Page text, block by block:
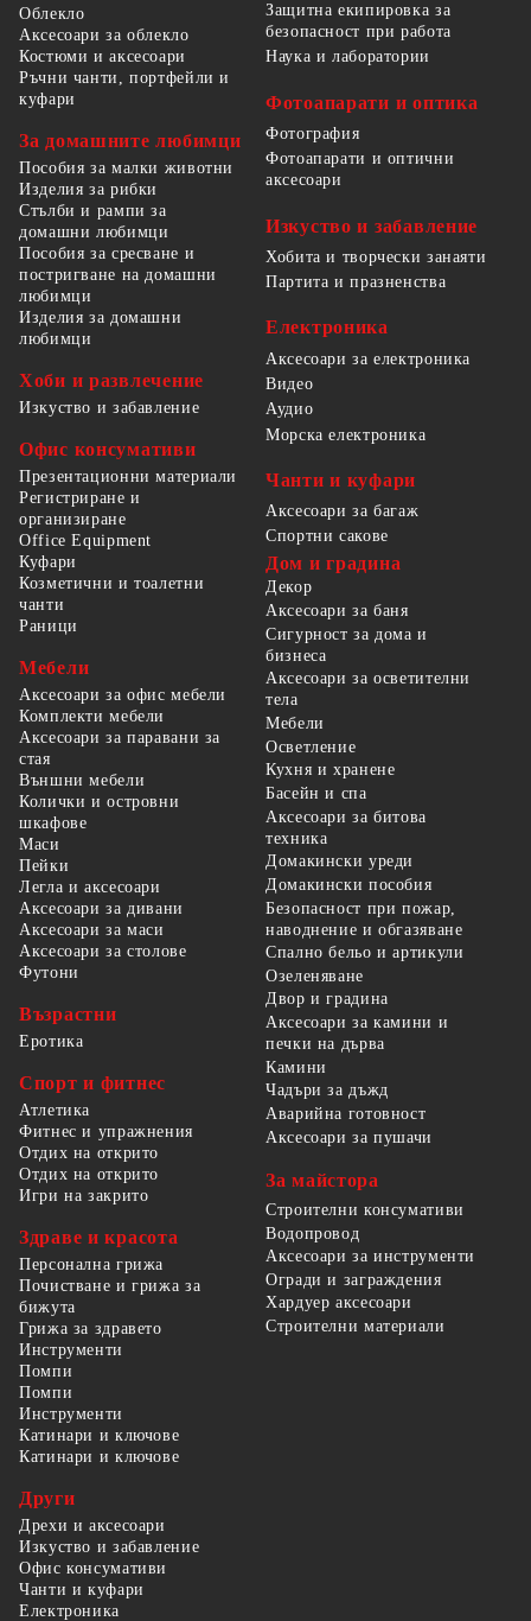
Облекло
Аксесоари за облекло
Костюми и аксесоари
Ръчни чанти, портфейли и
куфари
За домашните любимци
Пособия за малки животни
Изделия за рибки
Стълби и рампи за
домашни любимци
Пособия за сресване и
постригване на домашни
любимци
Изделия за домашни
любимци
Хоби и развлечение
Изкуство и забавление
Офис консумативи
Презентационни материали
Регистриране и
организиране
Office Equipment
Защитна екипировка за
безопасност при работа
Наука и лаборатории
Фотоапарати и оптика
Фотография
Фотоапарати и оптични
аксесоари
Изкуство и забавление
Хобита и творчески занаяти
Партита и празненства
Електроника
Аксесоари за електроника
Видео
Аудио
Морска електроника
Чанти и куфари
Аксесоари за багаж
Спортни сакове
Куфари
Козметични и тоалетни
чанти
Раници
Мебели
Аксесоари за офис мебели
Комплекти мебели
Аксесоари за паравани за
стая
Външни мебели
Колички и островни
шкафове
Маси
Пейки
Легла и аксесоари
Аксесоари за дивани
Аксесоари за маси
Аксесоари за столове
Футони
Възрастни
Еротика
Спорт и фитнес
Атлетика
Фитнес и упражнения
Отдих на открито
Отдих на открито
Игри на закрито
Здраве и красота
Персонална грижа
Почистване и грижа за
бижута
Грижа за здравето
Дом и градина
Декор
Аксесоари за баня
Сигурност за дома и
бизнеса
Аксесоари за осветителни
тела
Мебели
Осветление
Кухня и хранене
Басейн и спа
Аксесоари за битова
техника
Домакински уреди
Домакински пособия
Безопасност при пожар,
наводнение и обгазяване
Спално бельо и артикули
Озеленяване
Двор и градина
Аксесоари за камини и
печки на дърва
Камини
Чадъри за дъжд
Аварийна готовност
Аксесоари за пушачи
За майстора
Строителни консумативи
Водопровод
Аксесоари за инструменти
Огради и заграждения
Хардуер аксесоари
Строителни материали
Инструменти
Помпи
Помпи
Инструменти
Катинари и ключове
Катинари и ключове
Други
Дрехи и аксесоари
Изкуство и забавление
Офис консумативи
Чанти и куфари
Електроника